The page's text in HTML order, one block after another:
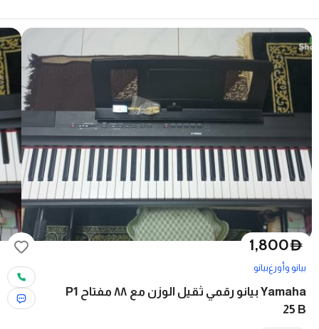
D
1,800
بيانو وأورغبيانو
Yamaha بيانو رقمي ثقيل الوزن مع ٨٨ مفتاح P1
25 B